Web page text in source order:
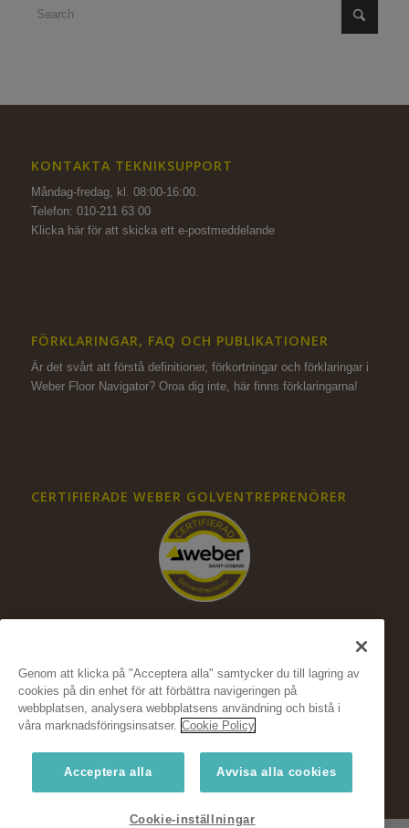
KONTAKTA TEKNIKSUPPORT
Måndag-fredag, kl. 08:00-16:00.
Telefon: 010-211 63 00
Klicka här för att skicka ett e-postmeddelande
FÖRKLARINGAR, FAQ OCH PUBLIKATIONER
Är det svårt att förstå definitioner, förkortningar och förklaringar i
Weber Floor Navigator? Oroa dig inte,
här finns förklaringarna!
CERTIFIERADE WEBER GOLVENTREPRENÖRER
FÖLJ OSS PÅ SOCIALA MEDIER
Genom att klicka på "Acceptera alla" samtycker du till lagring av
cookies på din enhet för att förbättra navigeringen på
webbplatsen, analysera webbplatsens användning och bistå i
våra marknadsföringsinsatser. Cookie Policy
Acceptera alla Avvisa alla cookies
Cookie-inställningar